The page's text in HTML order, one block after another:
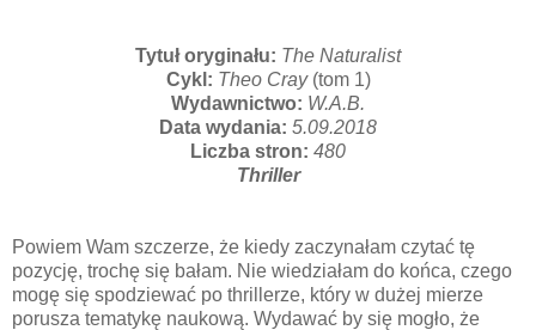
Tytuł oryginału: The Naturalist
Cykl: Theo Cray (tom 1)
Wydawnictwo: W.A.B.
Data wydania: 5.09.2018
Liczba stron: 480
Thriller
Powiem Wam szczerze, że kiedy zaczynałam czytać tę
pozycję, trochę się bałam. Nie wiedziałam do końca, czego
mogę się spodziewać po thrillerze, który w dużej mierze
porusza tematykę naukową. Wydawać by się mogło, że